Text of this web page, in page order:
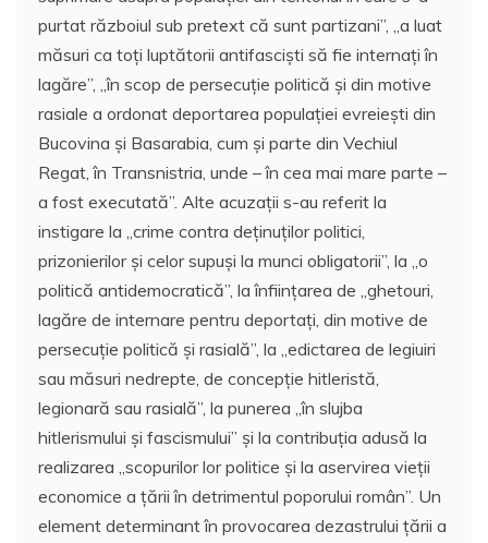
purtat războiul sub pretext că sunt partizani”, ,,a luat
măsuri ca toţi luptătorii antifascişti să fie internaţi în
lagăre”, ,,în scop de persecuţie politică şi din motive
rasiale a ordonat deportarea populaţiei evreieşti din
Bucovina şi Basarabia, cum şi parte din Vechiul
Regat, în Transnistria, unde – în cea mai mare parte –
a fost executată”. Alte acuzaţii s-au referit la
instigare la ,,crime contra deţinuţilor politici,
prizonierilor şi celor supuşi la munci obligatorii”, la ,,o
politică antidemocratică”, la înfiinţarea de ,,ghetouri,
lagăre de internare pentru deportaţi, din motive de
persecuţie politică şi rasială”, la ,,edictarea de legiuiri
sau măsuri nedrepte, de concepţie hitleristă,
legionară sau rasială”, la punerea ,,în slujba
hitlerismului şi fascismului” şi la contribuţia adusă la
realizarea ,,scopurilor lor politice şi la aservirea vieţii
economice a ţării în detrimentul poporului român”. Un
element determinant în provocarea dezastrului ţării a